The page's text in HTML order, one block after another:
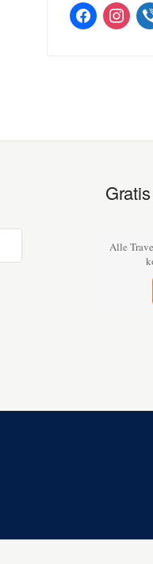
facebookinstagram
Alle